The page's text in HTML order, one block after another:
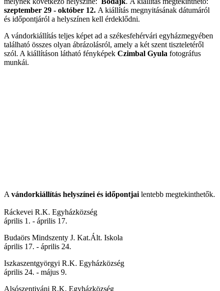
szeptember 29 - október 12. A kiállítás megnyitásának dátumáról
és időpontjáról a helyszínen kell érdeklődni.
A vándorkiállítás teljes képet ad a székesfehérvári egyházmegyében
található összes olyan ábrázolásról, amely a két szent tiszteletéről
szól. A kiállításon látható fényképek Czimbal Gyula fotográfus
munkái.
A vándorkiállítás helyszínei és időpontjai lentebb megtekinthetők.
Ráckevei R.K. Egyházközség
április 1. - április 17.
Budaörs Mindszenty J. Kat.Ált. Iskola
április 17. - április 24.
Iszkaszentgyörgyi R.K. Egyházközség
április 24. - május 9.
Alsószentiváni R.K. Egyházközség